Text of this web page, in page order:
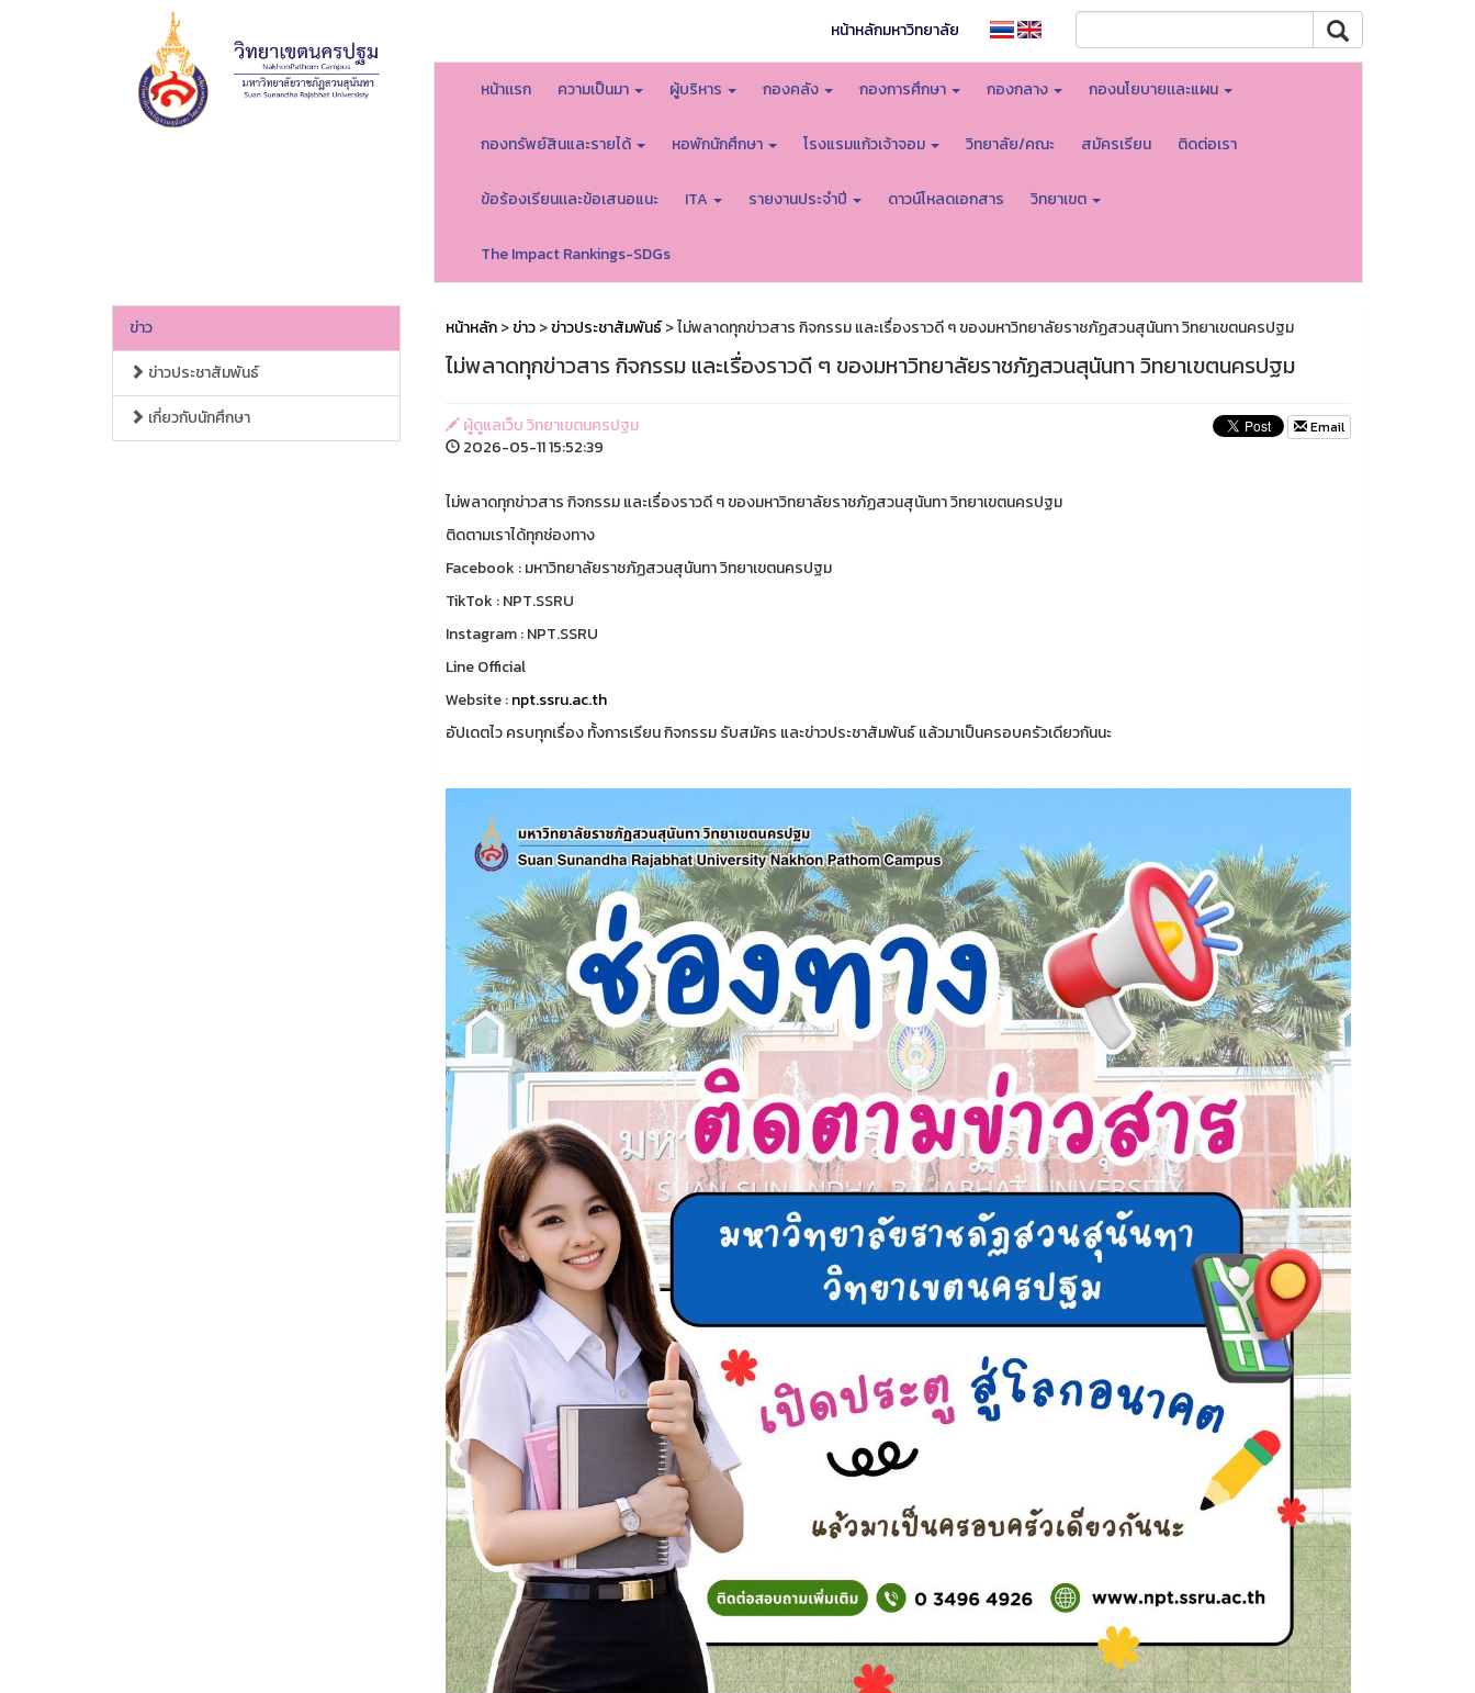
หน้าหลักมหาวิทยาลัย
หน้าเเรก ความเป็นมา ผู้บริหาร กองคลัง กองการศึกษา กองกลาง กองนโยบายเเละแผน
กองทรัพย์สินและรายได้ หอพักนักศึกษา โรงแรมแก้วเจ้าจอม วิทยาลัย/คณะ สมัครเรียน ติดต่อเรา
ข้อร้องเรียนเเละข้อเสนอแนะ ITA รายงานประจำปี ดาวน์โหลดเอกสาร วิทยาเขต
The Impact Rankings-SDGs
ข่าว
ข่าวประชาสัมพันธ์
เกี่ยวกับนักศึกษา
หน้าหลัก>ข่าว>ข่าวประชาสัมพันธ์> ไม่พลาดทุกข่าวสาร กิจกรรม และเรื่องราวดี ๆ ของมหาวิทยาลัยราชภัฏสวนสุนันทา วิทยาเขตนครปฐม
ไม่พลาดทุกข่าวสาร กิจกรรม และเรื่องราวดี ๆ ของมหาวิทยาลัยราชภัฏสวนสุนันทา วิทยาเขตนครปฐม
ผู้ดูแลเว็บ วิทยาเขตนครปฐม
2026-05-11 15:52:39
Email
ไม่พลาดทุกข่าวสาร กิจกรรม และเรื่องราวดี ๆ ของมหาวิทยาลัยราชภัฏสวนสุนันทา วิทยาเขตนครปฐม
ติดตามเราได้ทุกช่องทาง
Facebook : มหาวิทยาลัยราชภัฏสวนสุนันทา วิทยาเขตนครปฐม
TikTok : NPT.SSRU
Instagram : NPT.SSRU
Line Official
Website :npt.ssru.ac.th
อัปเดตไว ครบทุกเรื่อง ทั้งการเรียน กิจกรรม รับสมัคร และข่าวประชาสัมพันธ์ แล้วมาเป็นครอบครัวเดียวกันนะ